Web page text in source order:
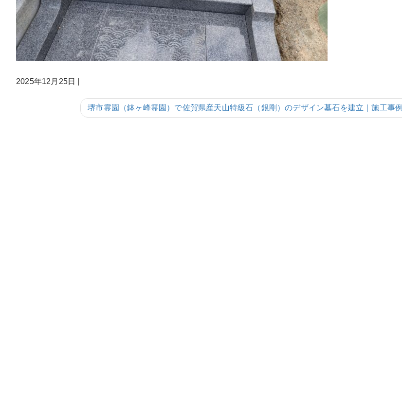
2025年12月25日
堺市霊園（鉢ヶ峰霊園）で佐賀県産天山特級石（銀剛）のデザイン墓石を建立｜施工事例